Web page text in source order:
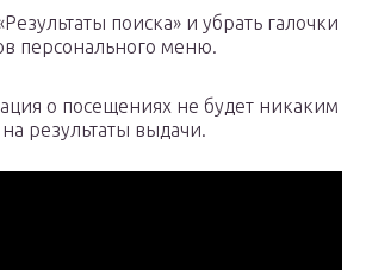
поиска» и убрать галочки
персонального меню.
о посещениях не будет никаким
результаты выдачи.